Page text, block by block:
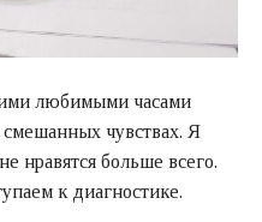
любимыми часами
смешанных чувствах. Я
нравятся больше всего.
к диагностике.